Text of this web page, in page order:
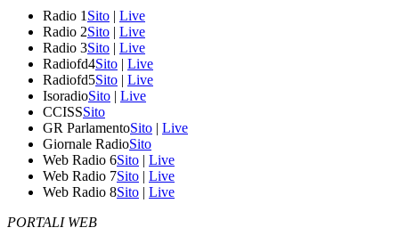
Radio 1 Sito | Live
Radio 2Sito | Live
Radio 3Sito | Live
Radiofd4Sito | Live
Radiofd5Sito | Live
IsoradioSito | Live
CCISSSito
GR ParlamentoSito | Live
Giornale RadioSito
Web Radio 6Sito | Live
Web Radio 7Sito | Live
Web Radio 8Sito | Live
PORTALI WEB